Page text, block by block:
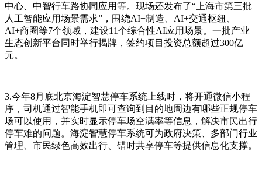
中心、中智行车路协同应用等。现场还发布了“上海市第三批
人工智能应用场景需求”，围绕AI+制造、AI+交通枢纽、
AI+商圈等7个领域，建设11个综合性AI应用场景。一批产业
生态创新平台同时举行揭牌，签约项目投资总额超过300亿
元。
3.今年8月底北京海淀智慧停车系统上线时，将开通微信小程
序，司机通过智能手机即可查询到目的地周边有哪些正规停车
场可以使用，并实时显示停车场空满率等信息，解决市民出行
停车难的问题。海淀智慧停车系统可为政府决策、多部门行业
管理、市民绿色高效出行、错时共享停车等提供信息化支撑。